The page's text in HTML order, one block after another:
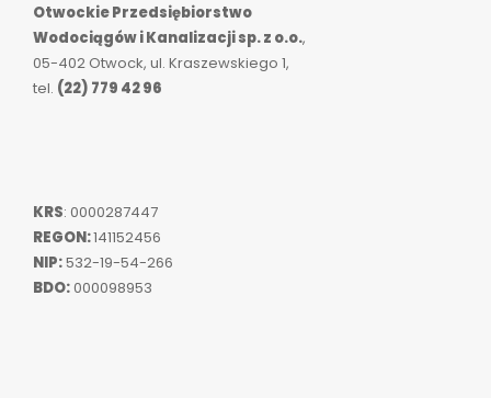
Otwockie Przedsiębiorstwo
Wodociągów i Kanalizacji sp. z o.o.,
05-402 Otwock, ul. Kraszewskiego 1,
tel. (22) 779 42 96
KRS: 0000287447
REGON:141152456
NIP:532-19-54-266
BDO:000098953